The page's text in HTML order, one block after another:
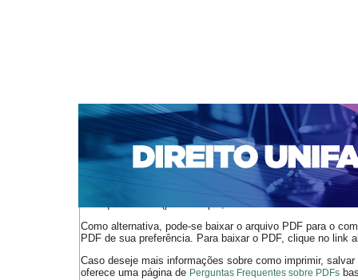
CAPA SOBRE ACESSO CADASTRO
NOTÍCIAS
EDIÇÕES DE Nº 1 A 100 WEBMAIL
Capa>n. 246 (2020) > Teobaldo
O arquivo PDF selecionado deve ser carregado no
de arquivos PDF (por exemplo, uma versão atual do
Como alternativa, pode-se baixar o arquivo PDF para o
PDF de sua preferência. Para baixar o PDF, clique no link
Caso deseje mais informações sobre como imprimir,
oferece uma página de Perguntas Frequentes sobre PDFs